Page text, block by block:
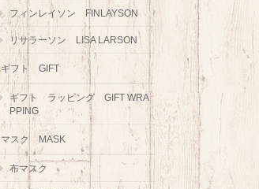
フィンレイソン FINLAYSON
リサラーソン LISA LARSON
ギフト GIFT
ギフト ラッピング GIFT WRA
PPING
マスク MASK
布マスク